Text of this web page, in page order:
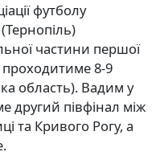
футболу
частини першої
8-9
область). Вадим у
другий півфінал між
та Кривого Рогу, а